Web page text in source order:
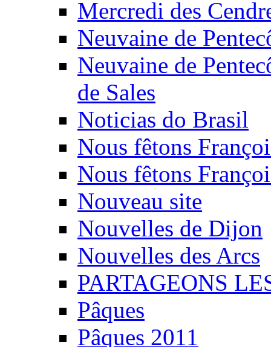
Mercredi des
Neuvaine de
Neuvaine de
de Sales
Noticias do Brasil
Nous fêtons
Nous fêtons
Nouveau site
Nouvelles de Dijon
Nouvelles des Arcs
PARTAGEONS
Pâques
Pâques 2011